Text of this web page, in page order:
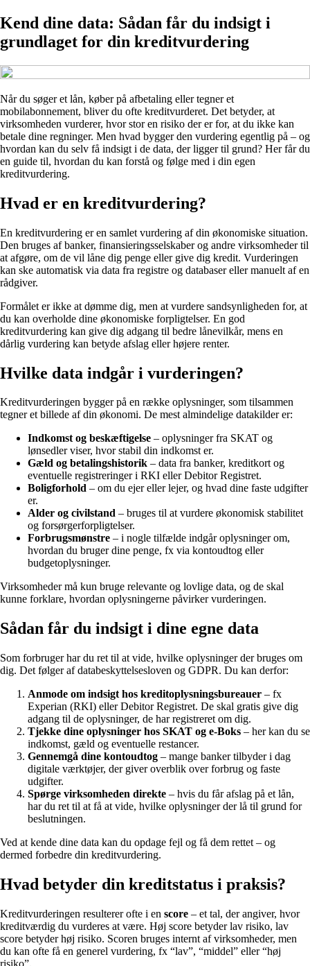
Kend dine data: Sådan får du indsigt i
grundlaget for din kreditvurdering
Når du søger et lån, køber på afbetaling eller tegner et
mobilabonnement, bliver du ofte kreditvurderet. Det betyder, at
virksomheden vurderer, hvor stor en risiko der er for, at du ikke kan
betale dine regninger. Men hvad bygger den vurdering egentlig på – og
hvordan kan du selv få indsigt i de data, der ligger til grund? Her får du
en guide til, hvordan du kan forstå og følge med i din egen
kreditvurdering.
Hvad er en kreditvurdering?
En kreditvurdering er en samlet vurdering af din økonomiske situation.
Den bruges af banker, finansieringsselskaber og andre virksomheder til
at afgøre, om de vil låne dig penge eller give dig kredit. Vurderingen
kan ske automatisk via data fra registre og databaser eller manuelt af en
rådgiver.
Formålet er ikke at dømme dig, men at vurdere sandsynligheden for, at
du kan overholde dine økonomiske forpligtelser. En god
kreditvurdering kan give dig adgang til bedre lånevilkår, mens en
dårlig vurdering kan betyde afslag eller højere renter.
Hvilke data indgår i vurderingen?
Kreditvurderingen bygger på en række oplysninger, som tilsammen
tegner et billede af din økonomi. De mest almindelige datakilder er:
Indkomst og beskæftigelse – oplysninger fra SKAT og
lønsedler viser, hvor stabil din indkomst er.
Gæld og betalingshistorik – data fra banker, kreditkort og
eventuelle registreringer i RKI eller Debitor Registret.
Boligforhold – om du ejer eller lejer, og hvad dine faste udgifter
er.
Alder og civilstand – bruges til at vurdere økonomisk stabilitet
og forsørgerforpligtelser.
Forbrugsmønstre – i nogle tilfælde indgår oplysninger om,
hvordan du bruger dine penge, fx via kontoudtog eller
budgetoplysninger.
Virksomheder må kun bruge relevante og lovlige data, og de skal
kunne forklare, hvordan oplysningerne påvirker vurderingen.
Sådan får du indsigt i dine egne data
Som forbruger har du ret til at vide, hvilke oplysninger der bruges om
dig. Det følger af databeskyttelsesloven og GDPR. Du kan derfor:
Anmode om indsigt hos kreditoplysningsbureauer – fx
Experian (RKI) eller Debitor Registret. De skal gratis give dig
adgang til de oplysninger, de har registreret om dig.
Tjekke dine oplysninger hos SKAT og e-Boks – her kan du se
indkomst, gæld og eventuelle restancer.
Gennemgå dine kontoudtog – mange banker tilbyder i dag
digitale værktøjer, der giver overblik over forbrug og faste
udgifter.
Spørge virksomheden direkte – hvis du får afslag på et lån,
har du ret til at få at vide, hvilke oplysninger der lå til grund for
beslutningen.
Ved at kende dine data kan du opdage fejl og få dem rettet – og
dermed forbedre din kreditvurdering.
Hvad betyder din kreditstatus i praksis?
Kreditvurderingen resulterer ofte i en score – et tal, der angiver, hvor
kreditværdig du vurderes at være. Høj score betyder lav risiko, lav
score betyder høj risiko. Scoren bruges internt af virksomheder, men
du kan ofte få en generel vurdering, fx “lav”, “middel” eller “høj
risiko”.